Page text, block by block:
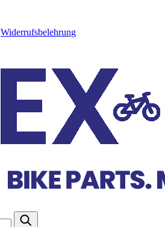
Widerrufsbelehrung